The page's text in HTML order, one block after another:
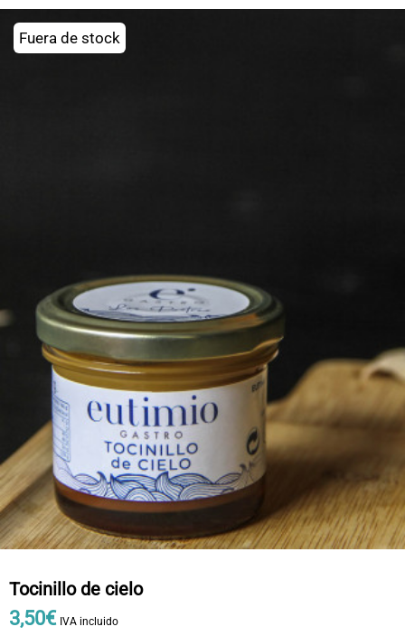
Fuera de stock
Tocinillo de cielo
3,50€ IVA incluido